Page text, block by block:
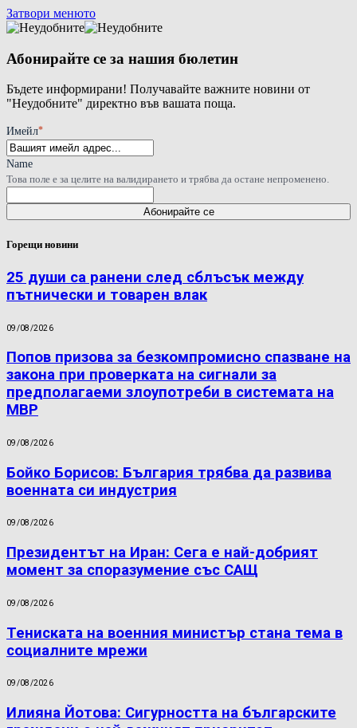
Затвори менюто
Абонирайте се за нашия бюлетин
Бъдете информирани! Получавайте важните новини от
"Неудобните" директно във вашата поща.
Имейл*
Name
Това поле е за целите на валидирането и трябва да остане непроменено.
Горещи новини
25 души са ранени след сблъсък между
пътнически и товарен влак
09/08/2026
Попов призова за безкомпромисно спазване на
закона при проверката на сигнали за
предполагаеми злоупотреби в системата на
МВР
09/08/2026
Бойко Борисов: България трябва да развива
военната си индустрия
09/08/2026
Президентът на Иран: Сега е най-добрият
момент за споразумение със САЩ
09/08/2026
Тениската на военния министър стана тема в
социалните мрежи
09/08/2026
Илияна Йотова: Сигурността на българските